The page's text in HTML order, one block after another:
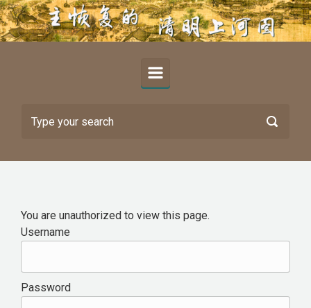
Skip to main content
You are unauthorized to view this page.
Username
Password